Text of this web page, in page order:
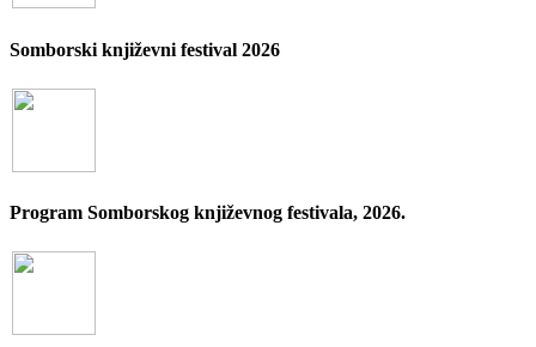
Somborski književni festival 2026
Program Somborskog književnog festivala, 2026.